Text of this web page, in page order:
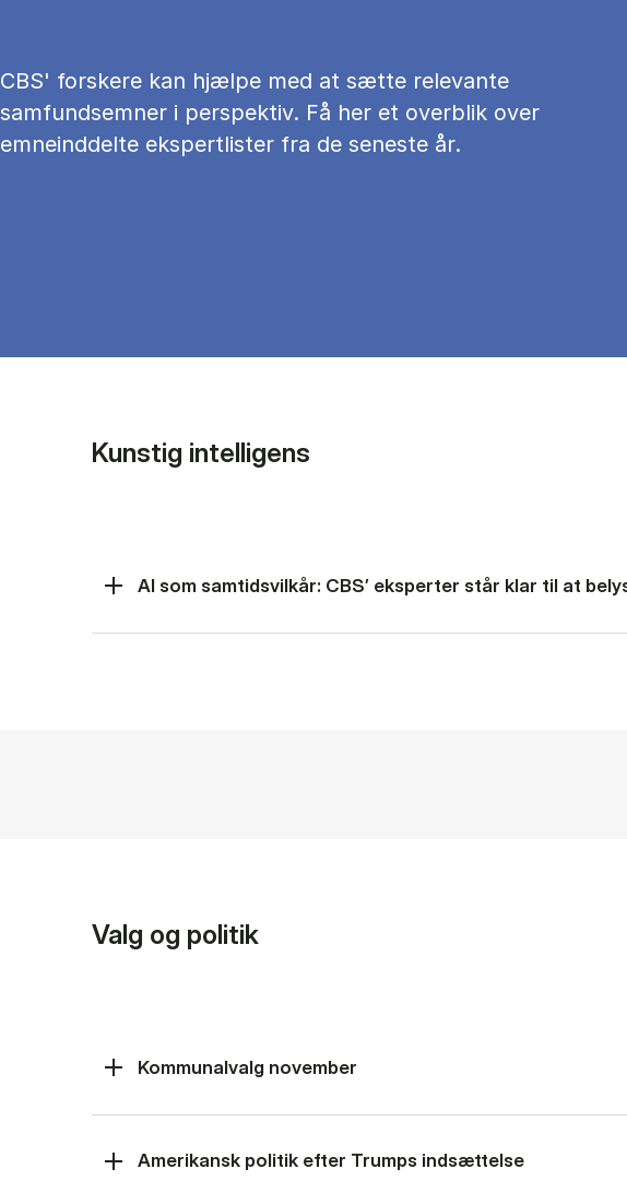
CBS' forskere kan hjælpe med at sætte relevante
samfundsemner i perspektiv. Få her et overblik over
emneinddelte ekspertlister fra de seneste år.
Kunstig intelligens
AI som samtidsvilkår: CBS’ eksperter står klar til at
Valg og politik
Kommunalvalg november
Amerikansk politik efter Trumps indsættelse